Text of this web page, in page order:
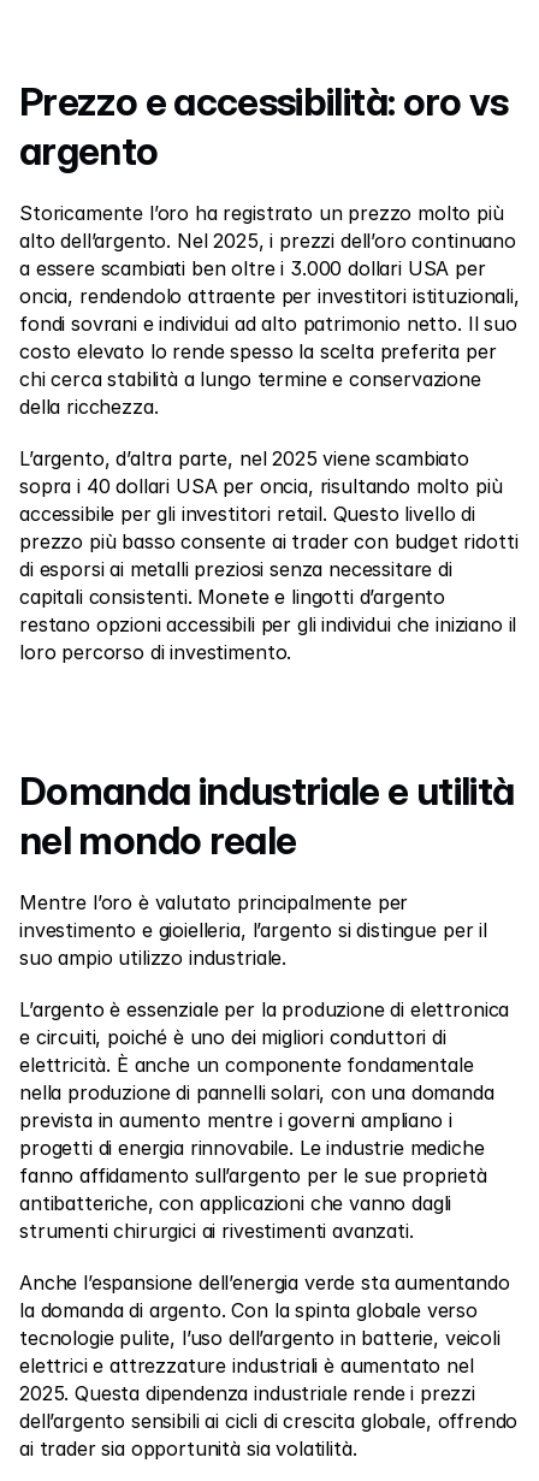
Prezzo e accessibilità: oro vs
argento
Storicamente l’oro ha registrato un prezzo molto più
alto dell’argento. Nel 2025, i prezzi dell’oro continuano
a essere scambiati ben oltre i 3.000 dollari USA per
oncia, rendendolo attraente per investitori istituzionali,
fondi sovrani e individui ad alto patrimonio netto. Il suo
costo elevato lo rende spesso la scelta preferita per
chi cerca stabilità a lungo termine e conservazione
della ricchezza.
L’argento, d’altra parte, nel 2025 viene scambiato
sopra i 40 dollari USA per oncia, risultando molto più
accessibile per gli investitori retail. Questo livello di
prezzo più basso consente ai trader con budget ridotti
di esporsi ai metalli preziosi senza necessitare di
capitali consistenti. Monete e lingotti d’argento
restano opzioni accessibili per gli individui che iniziano il
loro percorso di investimento.
Domanda industriale e utilità
nel mondo reale
Mentre l’oro è valutato principalmente per
investimento e gioielleria, l’argento si distingue per il
suo ampio utilizzo industriale.
L’argento è essenziale per la produzione di elettronica
e circuiti, poiché è uno dei migliori conduttori di
elettricità. È anche un componente fondamentale
nella produzione di pannelli solari, con una domanda
prevista in aumento mentre i governi ampliano i
progetti di energia rinnovabile. Le industrie mediche
fanno affidamento sull’argento per le sue proprietà
antibatteriche, con applicazioni che vanno dagli
strumenti chirurgici ai rivestimenti avanzati.
Anche l’espansione dell’energia verde sta aumentando
la domanda di argento. Con la spinta globale verso
tecnologie pulite, l’uso dell’argento in batterie, veicoli
elettrici e attrezzature industriali è aumentato nel
2025. Questa dipendenza industriale rende i prezzi
dell’argento sensibili ai cicli di crescita globale, offrendo
ai trader sia opportunità sia volatilità.